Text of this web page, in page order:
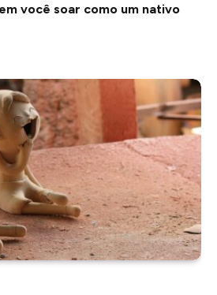
você soar como um nativo